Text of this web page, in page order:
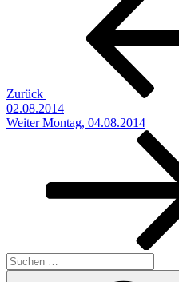
Zurück
02.08.2014
Nächster
Weiter Montag, 04.08.2014
Suchen
nach: